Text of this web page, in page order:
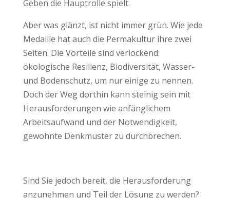
Geben die Hauptrolle spielt.
Aber was glänzt, ist nicht immer grün. Wie jede
Medaille hat auch die Permakultur ihre zwei
Seiten. Die Vorteile sind verlockend:
ökologische Resilienz, Biodiversität, Wasser-
und Bodenschutz, um nur einige zu nennen.
Doch der Weg dorthin kann steinig sein mit
Herausforderungen wie anfänglichem
Arbeitsaufwand und der Notwendigkeit,
gewohnte Denkmuster zu durchbrechen.
Sind Sie jedoch bereit, die Herausforderung
anzunehmen und Teil der Lösung zu werden?